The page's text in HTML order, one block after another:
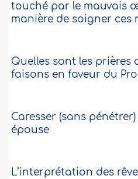
touché par le mauvais
manière de soigner ces
Quelles sont les prières
faisons en faveur du
Caresser (sans
épouse
L’interprétation des